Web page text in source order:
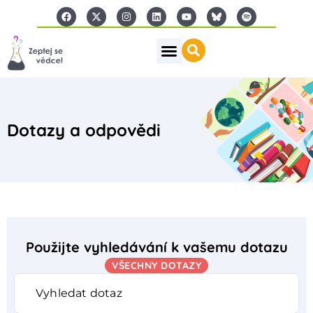
Dotazy a odpovědi
Použijte vyhledávání k vašemu dotazu
VŠECHNY DOTAZY